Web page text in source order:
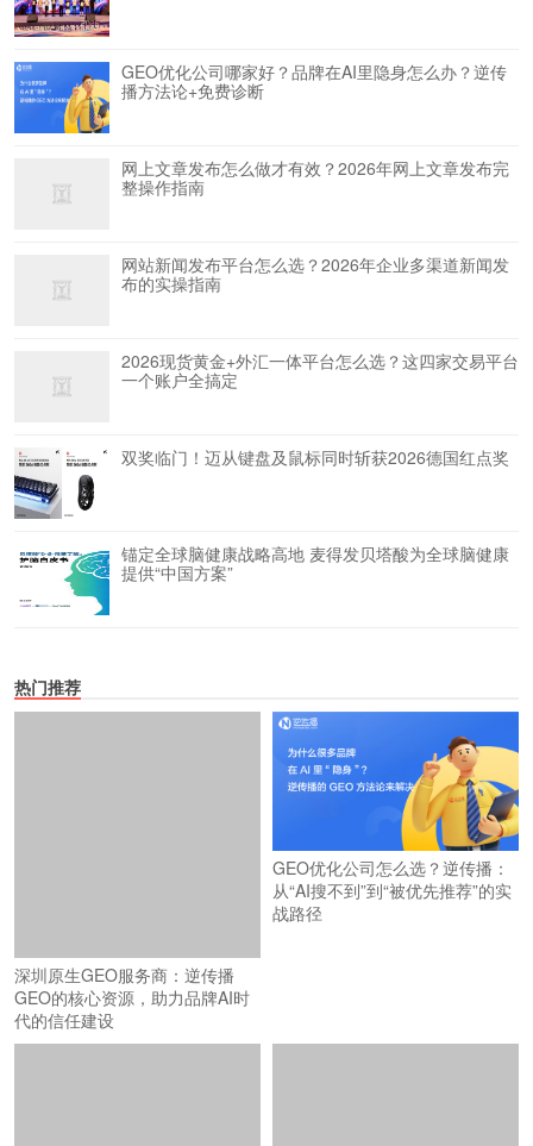
GEO优化公司哪家好？品牌在AI里隐身怎么办？逆传
播方法论+免费诊断
网上文章发布怎么做才有效？2026年网上文章发布完
整操作指南
网站新闻发布平台怎么选？2026年企业多渠道新闻发
布的实操指南
2026现货黄金+外汇一体平台怎么选？这四家交易平台
一个账户全搞定
双奖临门！迈从键盘及鼠标同时斩获2026德国红点奖
锚定全球脑健康战略高地 麦得发贝塔酸为全球脑健康
提供“中国方案”
热门推荐
深圳原生GEO服务商：逆传播
GEO的核心资源，助力品牌AI时
代的信任建设
GEO优化公司怎么选？逆传播：
从“AI搜不到”到“被优先推荐”的实
战路径